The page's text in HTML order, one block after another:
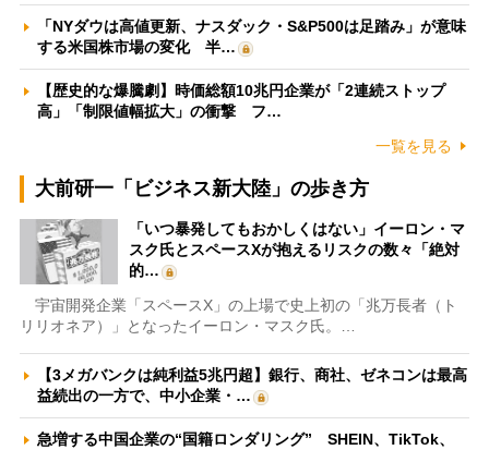
「NYダウは高値更新、ナスダック・S&P500は足踏み」が意味
する米国株市場の変化 半…
【歴史的な爆騰劇】時価総額10兆円企業が「2連続ストップ
高」「制限値幅拡大」の衝撃 フ…
一覧を見る
大前研一「ビジネス新大陸」の歩き方
「いつ暴発してもおかしくはない」イーロン・マ
スク氏とスペースXが抱えるリスクの数々「絶対
的…
宇宙開発企業「スペースX」の上場で史上初の「兆万長者（ト
リリオネア）」となったイーロン・マスク氏。…
【3メガバンクは純利益5兆円超】銀行、商社、ゼネコンは最高
益続出の一方で、中小企業・…
急増する中国企業の“国籍ロンダリング” SHEIN、TikTok、